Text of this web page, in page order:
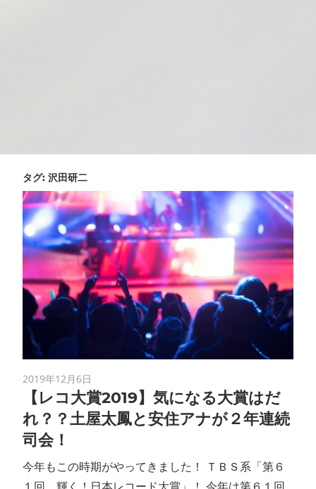
タグ: 沢田研二
2019年12月6日
【レコ大賞2019】気になる大賞はだ
れ？？土屋太鳳と安住アナが２年連続
司会！
今年もこの時期がやってきました！ ＴＢＳ系「第６